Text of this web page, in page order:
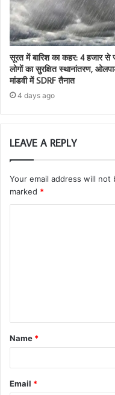
सूरत में बारिश का कहर: 4 हजार से
लोगों का सुरक्षित स्थानांतरण,
मांडवी में SDRF तैनात
4 days ago
LEAVE A REPLY
Your email address will not
marked *
Name *
Email *